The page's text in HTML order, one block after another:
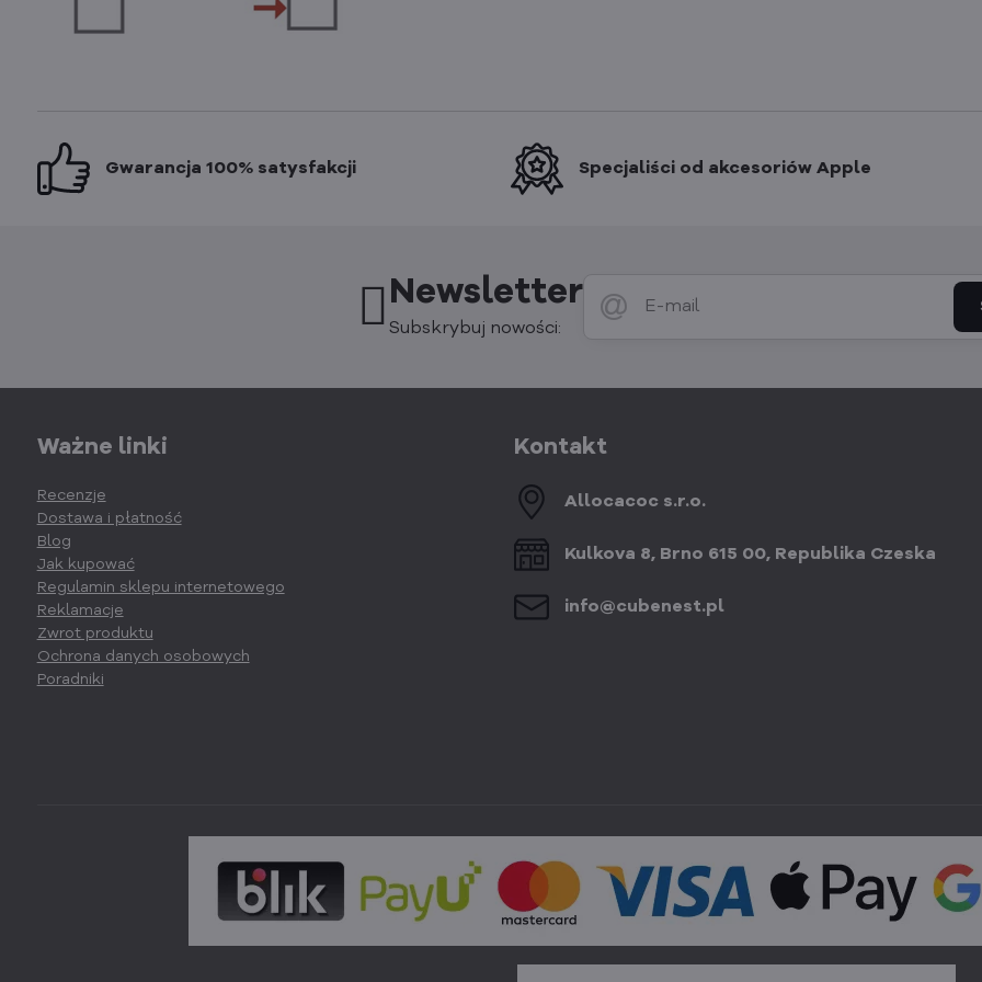
Gwarancja 100% satysfakcji Specjaliści od akcesoriów Apple
Newsletter
Subskrybuj nowości:
Ważne linki
Recenzje
Dostawa i płatność
Blog
Jak kupować
Regulamin sklepu internetowego
Reklamacje
Zwrot produktu
Ochrona danych osobowych
Poradniki
Kontakt
Allocacoc s​.r​.o​.
Kulkova 8, Brno 615 00, Republika Czeska
info​@cubenest​.pl